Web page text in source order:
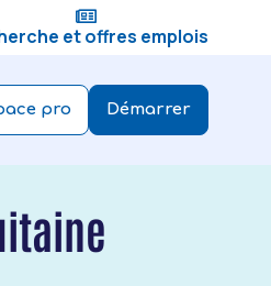
et offres emplois
Démarrer
pro